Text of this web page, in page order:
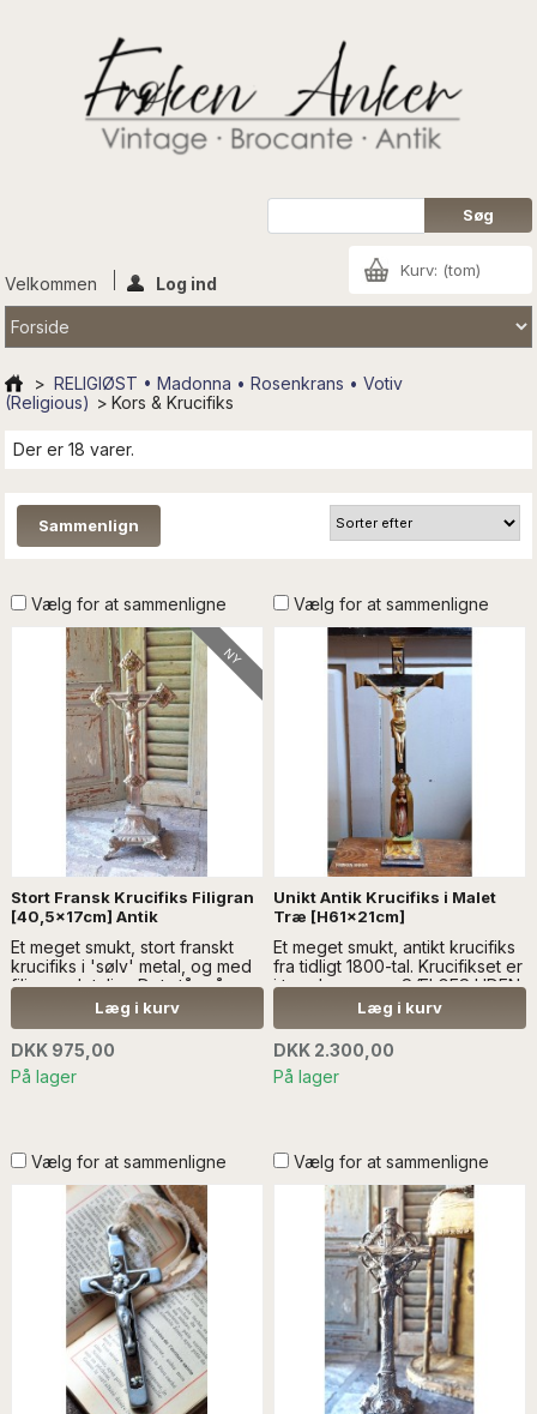
Kurv: (tom)
Velkommen Log ind
> RELIGIØST • Madonna • Rosenkrans • Votiv
(Religious) > Kors & Krucifiks
Der er 18 varer.
Vælg for at sammenligne
NY
Stort Fransk Krucifiks Filigran
[40,5x17cm] Antik
Et meget smukt, stort franskt
krucifiks i 'sølv' metal, og med
filigran-detaljer. Det står på en
detaljeret base/en fod...Læs
mere SÆLGES UDEN ANDEN
DEKORATION
Læg i kurv
DKK 975,00
På lager
Vælg for at sammenligne
Unikt Antik Krucifiks i Malet
Træ [H61x21cm]
Et meget smukt, antikt krucifiks
fra tidligt 1800-tal. Krucifikset er
i træ...Læs mere SÆLGES UDEN
DEKORATION. BØR IKKE SENDES
MED ANDRE VARER PGA.
SKRØBELIGHEDEN
Læg i kurv
DKK 2.300,00
På lager
Vælg for at sammenligne Vælg for at sammenligne